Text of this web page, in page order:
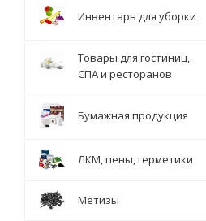
Инвентарь для уборки
Товары для гостиниц,
СПА и ресторанов
Бумажная продукция
ЛКМ, пены, герметики
Метизы